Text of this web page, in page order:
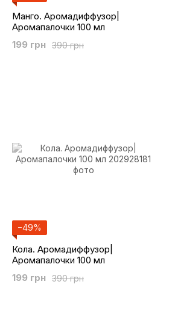
Манго. Аромадиффузор|
Аромапалочки 100 мл
390 грн
199 грн
−49%
Кола. Аромадиффузор|
Аромапалочки 100 мл
390 грн
199 грн